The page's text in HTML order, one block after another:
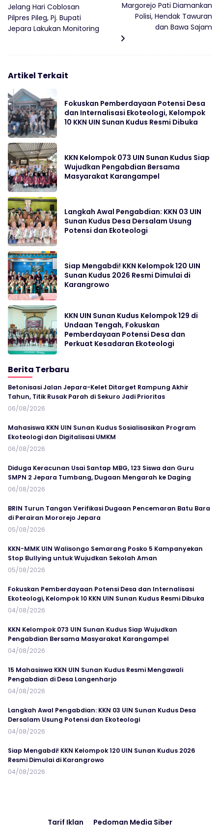
Jelang Hari Coblosan
Pilpres Pileg, Pj. Bupati
Jepara Lakukan Monitoring
Margorejo Pati Diamankan
Polisi, Hendak Tawuran
dan Bawa Sajam
Artikel Terkait
Fokuskan Pemberdayaan Potensi Desa
dan Internalisasi Ekoteologi, Kelompok
10 KKN UIN Sunan Kudus Resmi Dibuka
KKN Kelompok 073 UIN Sunan Kudus Siap
Wujudkan Pengabdian Bersama
Masyarakat Karangampel
Langkah Awal Pengabdian: KKN 03 UIN
Sunan Kudus Desa Dersalam Usung
Potensi dan Ekoteologi
Siap Mengabdi! KKN Kelompok 120 UIN
Sunan Kudus 2026 Resmi Dimulai di
Karangrowo
KKN UIN Sunan Kudus Kelompok 129 di
Undaan Tengah, Fokuskan
Pemberdayaan Potensi Desa dan
Perkuat Kesadaran Ekoteologi
Berita Terbaru
Betonisasi Jalan Jepara-Kelet Ditarget Rampung Akhir
Tahun, Titik Rusak Parah di Sekuro Jadi Prioritas
06/08/2026
Mahasiswa KKN UIN Sunan Kudus Sosialisasikan Program
Ekoteologi dan Digitalisasi UMKM
06/08/2026
Diduga Keracunan Usai Santap MBG, 123 Siswa dan Guru
SMPN 2 Jepara Tumbang, Dugaan Mengarah ke Daging
06/08/2026
BRIN Turun Tangan Verifikasi Dugaan Pencemaran Batu Bara
di Perairan Mororejo Jepara
05/08/2026
KKN-MMK UIN Walisongo Semarang Posko 5 Kampanyekan
Stop Bullying untuk Wujudkan Sekolah Aman
05/08/2026
Fokuskan Pemberdayaan Potensi Desa dan Internalisasi
Ekoteologi, Kelompok 10 KKN UIN Sunan Kudus Resmi Dibuka
04/08/2026
KKN Kelompok 073 UIN Sunan Kudus Siap Wujudkan
Pengabdian Bersama Masyarakat Karangampel
04/08/2026
15 Mahasiswa KKN UIN Sunan Kudus Resmi Mengawali
Pengabdian di Desa Langenharjo
04/08/2026
Langkah Awal Pengabdian: KKN 03 UIN Sunan Kudus Desa
Dersalam Usung Potensi dan Ekoteologi
04/08/2026
Siap Mengabdi! KKN Kelompok 120 UIN Sunan Kudus 2026
Resmi Dimulai di Karangrowo
04/08/2026
Tarif Iklan Pedoman Media Siber